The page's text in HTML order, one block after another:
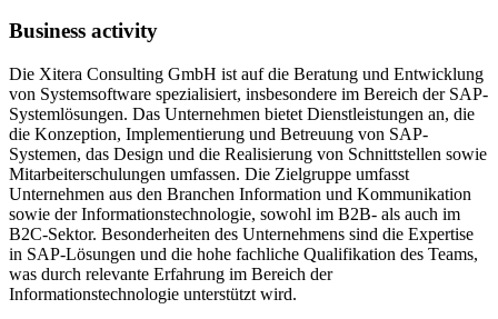
Business activity
Die Xitera Consulting GmbH ist auf die Beratung und Entwicklung
von Systemsoftware spezialisiert, insbesondere im Bereich der SAP-
Systemlösungen. Das Unternehmen bietet Dienstleistungen an, die
die Konzeption, Implementierung und Betreuung von SAP-
Systemen, das Design und die Realisierung von Schnittstellen sowie
Mitarbeiterschulungen umfassen. Die Zielgruppe umfasst
Unternehmen aus den Branchen Information und Kommunikation
sowie der Informationstechnologie, sowohl im B2B- als auch im
B2C-Sektor. Besonderheiten des Unternehmens sind die Expertise
in SAP-Lösungen und die hohe fachliche Qualifikation des Teams,
was durch relevante Erfahrung im Bereich der
Informationstechnologie unterstützt wird.